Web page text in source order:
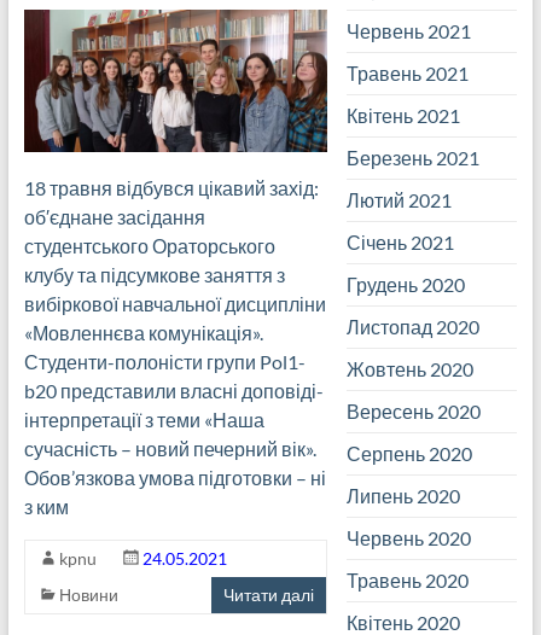
18 травня відбувся цікавий захід:
об′єднане засідання
студентського Ораторського
клубу та підсумкове заняття з
вибіркової навчальної дисципліни
«Мовленнєва комунікація».
Студенти-полоністи групи Pol1-
b20 представили власні доповіді-
інтерпретації з теми «Наша
сучасність – новий печерний вік».
Обов’язкова умова підготовки – ні
з ким
kpnu
24.05.2021
Новини
Читати далі
Червень 2021
Травень 2021
Квітень 2021
Березень 2021
Лютий 2021
Січень 2021
Грудень 2020
Листопад 2020
Жовтень 2020
Вересень 2020
Серпень 2020
Липень 2020
Червень 2020
Травень 2020
Квітень 2020